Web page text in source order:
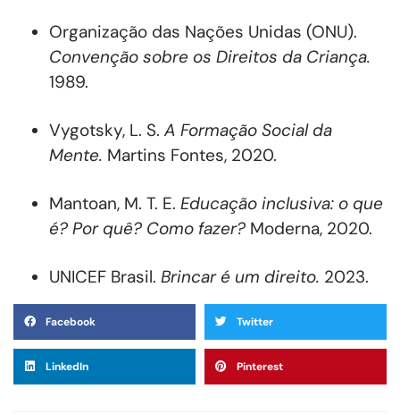
Organização das Nações Unidas (ONU).
Convenção sobre os Direitos da Criança.
1989.
Vygotsky, L. S. A Formação Social da
Mente. Martins Fontes, 2020.
Mantoan, M. T. E. Educação inclusiva: o que
é? Por quê? Como fazer? Moderna, 2020.
UNICEF Brasil. Brincar é um direito. 2023.
Facebook Twitter
LinkedIn Pinterest